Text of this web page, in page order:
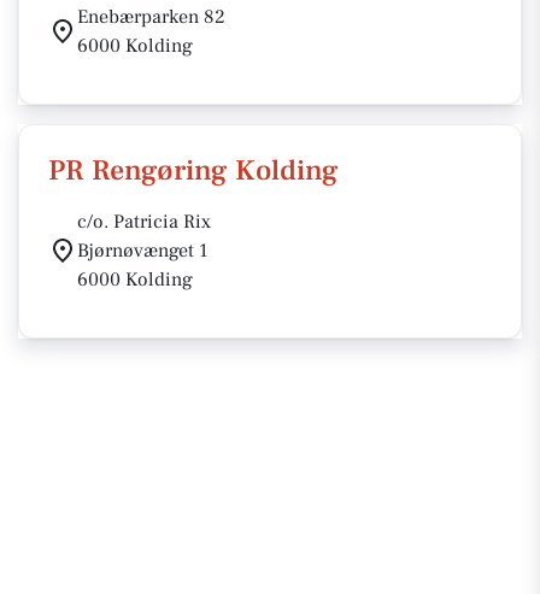
Enebærparken 82
6000 Kolding
PR Rengøring Kolding
c/o. Patricia Rix
Bjørnøvænget 1
6000 Kolding